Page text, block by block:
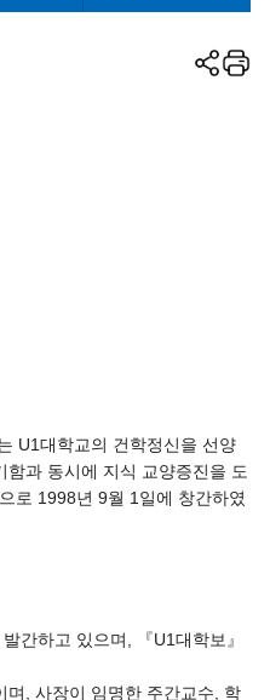
U1대학교의 건학정신을 선양
과 동시에 지식 교양증진을 도
로 1998년 9월 1일에 창간하였
간하고 있으며, 『U1대학보』
며, 사장이 임명한 주간교수, 학